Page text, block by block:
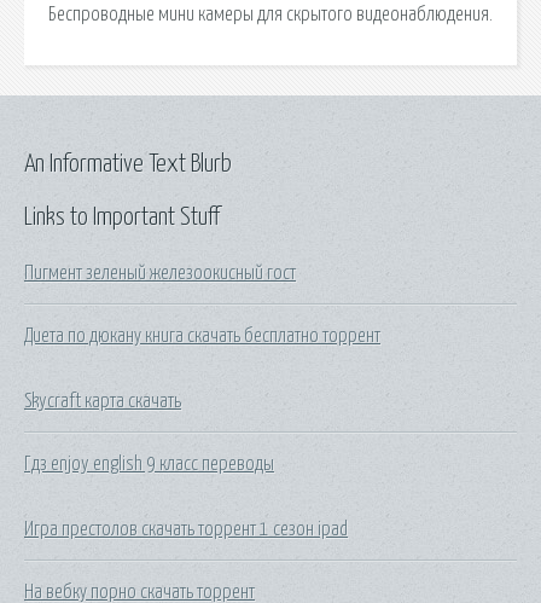
Беспроводные мини камеры для скрытого видеонаблюдения.
Links to Important Stuff
Пигмент зеленый железоокисный гост
Диета по дюкану книга скачать бесплатно торрент
Skycraft карта скачать
Гдз enjoy english 9 класс переводы
Игра престолов скачать торрент 1 сезон ipad
На вебку порно скачать торрент
An Informative Text Blurb